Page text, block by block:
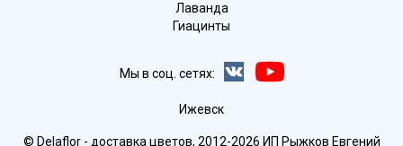
Лаванда
Гиацинты
Мы в соц. сетях:
Ижевск
© Delaflor - доставка цветов, 2012-2026 ИП Рыжков Евгений